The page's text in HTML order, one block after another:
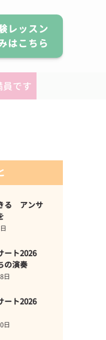
レッスン
はこちら
です
る アンサ
ート2026
の演奏
日
ート2026
日